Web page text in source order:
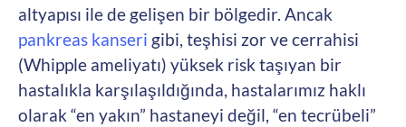
altyapısı ile de gelişen bir bölgedir. Ancak
pankreas kanseri gibi, teşhisi zor ve cerrahisi
(Whipple ameliyatı) yüksek risk taşıyan bir
hastalıkla karşılaşıldığında, hastalarımız haklı
olarak “en yakın” hastaneyi değil, “en tecrübeli”